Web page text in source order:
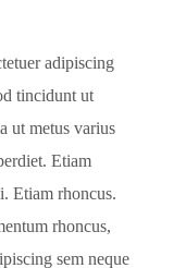
adipiscing
tincidunt ut
ut metus varius
Etiam
Etiam rhoncus.
rhoncus,
sem neque